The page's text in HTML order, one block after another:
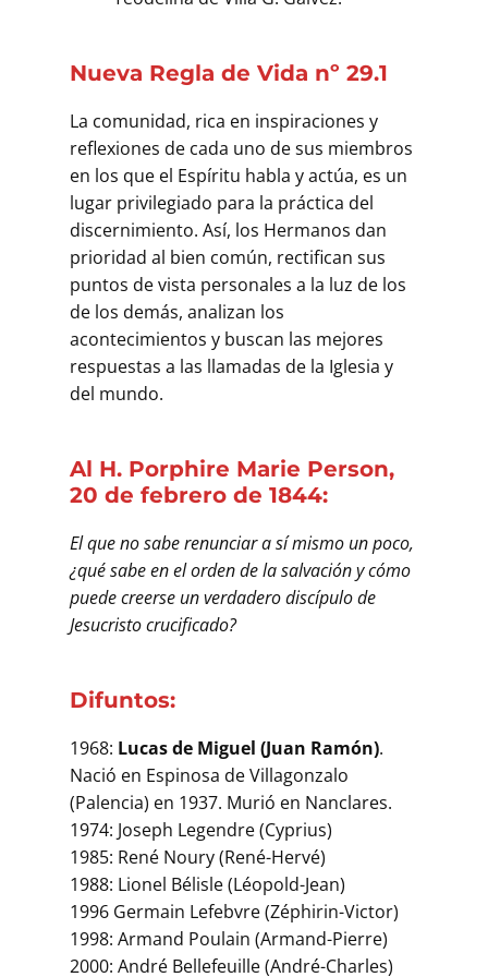
Nueva Regla de Vida nº 29.1
La comunidad, rica en inspiraciones y
reflexiones de cada uno de sus miembros
en los que el Espíritu habla y actúa, es un
lugar privilegiado para la práctica del
discernimiento. Así, los Hermanos dan
prioridad al bien común, rectifican sus
puntos de vista personales a la luz de los
de los demás, analizan los
acontecimientos y buscan las mejores
respuestas a las llamadas de la Iglesia y
del mundo.
Al H. Porphire Marie Person,
20 de febrero de 1844:
El que no sabe renunciar a sí mismo un poco,
¿qué sabe en el orden de la salvación y cómo
puede creerse un verdadero discípulo de
Jesucristo crucificado?
Difuntos:
1968: Lucas de Miguel (Juan Ramón).
Nació en Espinosa de Villagonzalo
(Palencia) en 1937. Murió en Nanclares.
1974: Joseph Legendre (Cyprius)
1985: René Noury (René-Hervé)
1988: Lionel Bélisle (Léopold-Jean)
1996 Germain Lefebvre (Zéphirin-Victor)
1998: Armand Poulain (Armand-Pierre)
2000: André Bellefeuille (André-Charles)